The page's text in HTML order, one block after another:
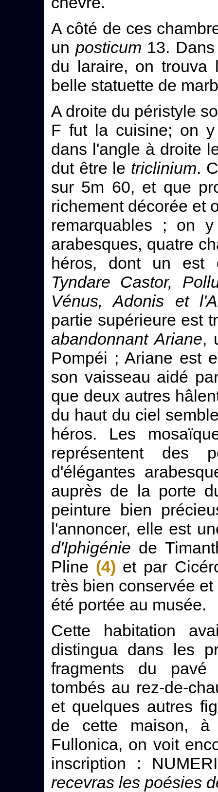
A côté de ces
un posticum 13.
du laraire, on trouva
belle statuette de
A droite du péristyle
F fut la cuisine; on
dans l'angle à droite
dut être le triclinium.
sur 5m 60, et que
richement décorée et
remarquables ; on
arabesques, quatre
héros, dont un est
Tyndare Castor,
Vénus, Adonis et
partie supérieure est
abandonnant Ariane,
Pompéi ; Ariane est
son vaisseau aidé
que deux autres
du haut du ciel
héros. Les
représentent des
d'élégantes
auprès de la porte
peinture bien
l'annoncer, elle est
d'Iphigénie de
Pline (4) et par
très bien conservée
été portée au musée.
Cette habitation
distingua dans les
fragments du
tombés au rez-de-
et quelques autres
de cette maison,
Fullonica, on voit
inscription :
recevras les poésies